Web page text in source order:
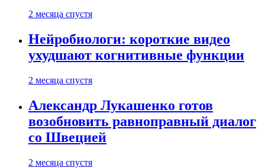
2 месяца спустя
Нейробиологи: короткие видео
ухудшают когнитивные функции
2 месяца спустя
Александр Лукашенко готов
возобновить равноправный диалог
со Швецией
2 месяца спустя